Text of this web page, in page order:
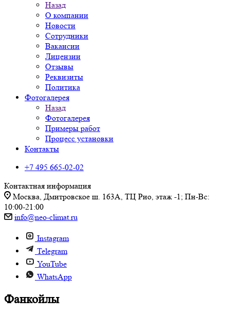
Назад
О компании
Новости
Сотрудники
Вакансии
Лицензии
Отзывы
Реквизиты
Политика
Фотогалерея
Назад
Фотогалерея
Примеры работ
Процесс установки
Контакты
+7 495 665-02-02
Контактная информация
Москва, Дмитровское ш. 163А, ТЦ Рио, этаж -1; Пн-Вс:
10:00-21:00
info@neo-climat.ru
Instagram
Telegram
YouTube
WhatsApp
Фанкойлы